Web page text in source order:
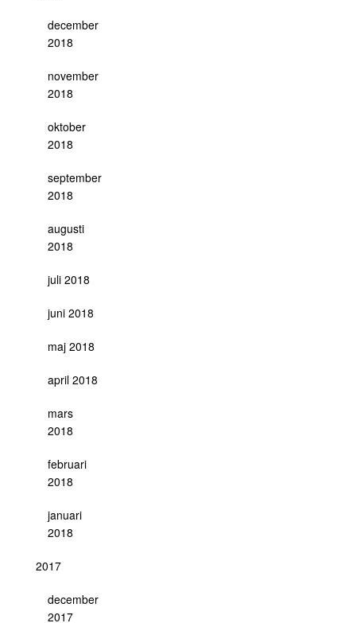
december
2018
november
2018
oktober
2018
september
2018
augusti
2018
juli 2018
juni 2018
maj 2018
april 2018
mars
2018
februari
2018
januari
2018
2017
december
2017